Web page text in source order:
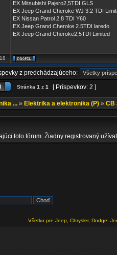
EX Mitsubishi Pajero2,5TDI GLS
EX Jeep Grand Cheroke WJ 3.2 TDI
EX Nissan Patrol 2.8 TDI Y60
EX Jeep Grand Cheroke 2.5TDI laredo
EX Jeep Grand Cheroke2,5TDI Limited
z predchádzajúceho:
Stránka 1 z 1 [ Príspevkov: 2 ]
... » Elektrika a elektronika (P) » CB
toto fórum: Žiadny registrovaný
Všetko pre Jeep, Chrysler, Dodge